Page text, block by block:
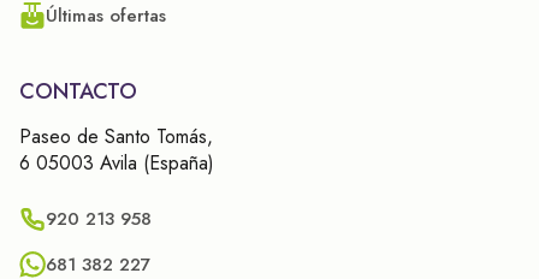
Últimas ofertas
CONTACTO
Paseo de Santo Tomás,
6 05003 Avila (España)
920 213 958
681 382 227